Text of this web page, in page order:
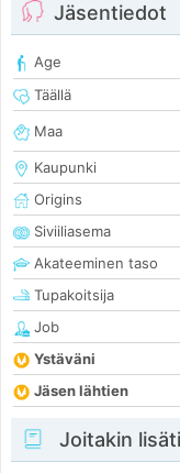
Jäsentiedot
Age
Täällä
Maa
Kaupunki
Origins
Siviiliasema
Akateeminen taso
Tupakoitsija
Job
Ystäväni
Jäsen lähtien
Joitakin